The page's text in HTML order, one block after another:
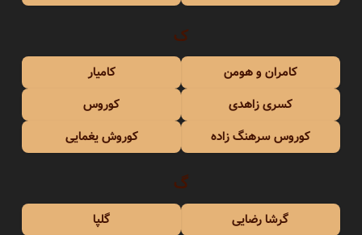
ک
کامران و هومن
کامیار
کسری زاهدی
کوروس
کوروس سرهنگ زاده
کوروش یغمایی
گ
گرشا رضایی
گلپا